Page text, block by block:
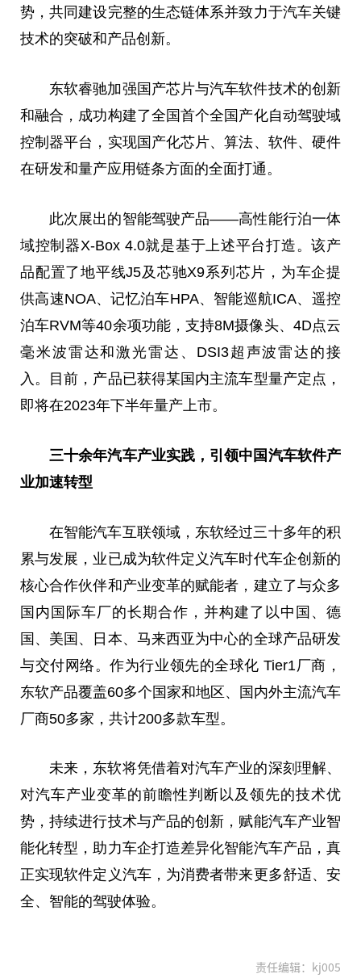
势，共同建设完整的生态链体系并致力于汽车关键
技术的突破和产品创新。
东软睿驰加强国产芯片与汽车软件技术的创新
和融合，成功构建了全国首个全国产化自动驾驶域
控制器平台，实现国产化芯片、算法、软件、硬件
在研发和量产应用链条方面的全面打通。
此次展出的智能驾驶产品——高性能行泊一体
域控制器X-Box 4.0就是基于上述平台打造。该产
品配置了地平线J5及芯驰X9系列芯片，为车企提
供高速NOA、记忆泊车HPA、智能巡航ICA、遥控
泊车RVM等40余项功能，支持8M摄像头、4D点云
毫米波雷达和激光雷达、DSI3超声波雷达的接
入。目前，产品已获得某国内主流车型量产定点，
即将在2023年下半年量产上市。
三十余年汽车产业实践 ， 引领中国汽车软件产
业加速转型
在智能汽车互联领域，东软经过三十多年的积
累与发展，业已成为软件定义汽车时代车企创新的
核心合作伙伴和产业变革的赋能者，建立了与众多
国内国际车厂的长期合作，并构建了以中国、德
国、美国、日本、马来西亚为中心的全球产品研发
与交付网络。作为行业领先的全球化 Tier1厂商，
东软产品覆盖60多个国家和地区、国内外主流汽车
厂商50多家，共计200多款车型。
未来，东软将凭借着对汽车产业的深刻理解、
对汽车产业变革的前瞻性判断以及领先的技术优
势，持续进行技术与产品的创新，赋能汽车产业智
能化转型，助力车企打造差异化智能汽车产品，真
正实现软件定义汽车，为消费者带来更多舒适、安
全、智能的驾驶体验。
责任编辑：kj005